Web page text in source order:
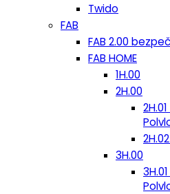
Twido
FAB
FAB 2.00
FAB HOME
1H.00
2H.00
3H.00